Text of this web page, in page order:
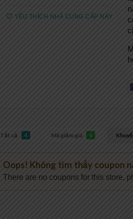
YÊU THÍCH NHÀ CUNG CẤP NÀY
Tất cả 4 Mã giảm giá 4
Oops! Không tìm thấy coupon
There are no coupons for this store,